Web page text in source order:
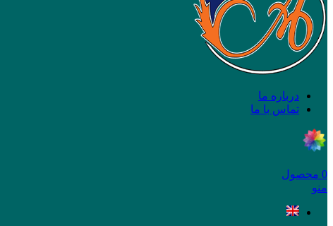
درباره ما
تماس با ما
0 محصول
منو